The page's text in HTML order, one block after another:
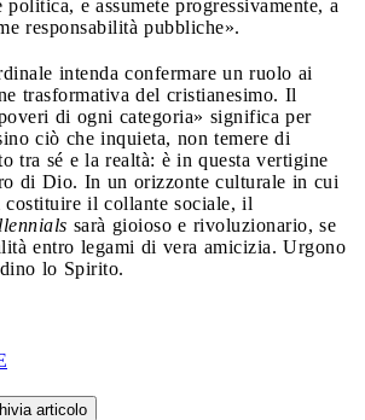
e assumete progressivamente, a
responsabilità pubbliche».
intenda confermare un ruolo ai
trasformativa del cristianesimo. Il
di ogni categoria» significa per
ciò che inquieta, non temere di
tra sé e la realtà: è in questa vertigine
di Dio. In un orizzonte culturale in cui
costituire il collante sociale, il
sarà gioioso e rivoluzionario, se
entro legami di vera amicizia. Urgono
lo Spirito.
articolo